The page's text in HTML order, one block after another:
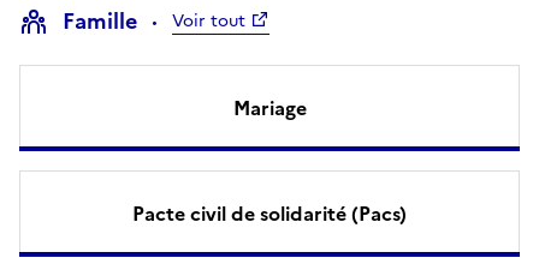
Famille Voir tout
Mariage
Pacte civil de solidarité (Pacs)